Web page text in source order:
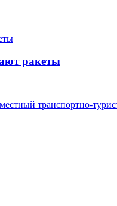
ракеты
транспортно-